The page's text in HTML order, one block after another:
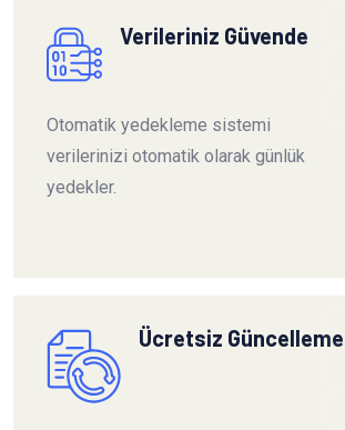
Verileriniz Güvende
Otomatik yedekleme sistemi
verilerinizi otomatik olarak günlük
yedekler.
Ücretsiz Güncelleme